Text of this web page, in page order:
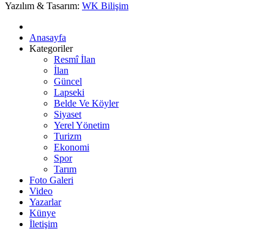
Yazılım & Tasarım: WK Bilişim
Anasayfa
Kategoriler
Resmî İlan
İlan
Güncel
Lapseki
Belde Ve Köyler
Siyaset
Yerel Yönetim
Turizm
Ekonomi
Spor
Tarım
Foto Galeri
Video
Yazarlar
Künye
İletişim